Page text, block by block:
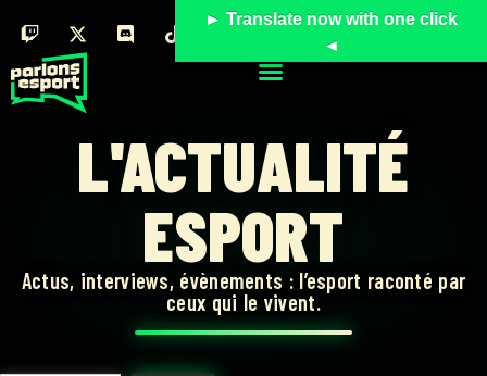
L'ACTUALITÉ
ESPORT
Actus, interviews, évènements : l’esport raconté par
ceux qui le vivent.
► Translate now with one click
◄